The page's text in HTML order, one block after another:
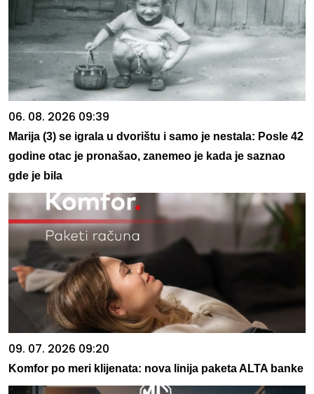
06. 08. 2026 09:39
Marija (3) se igrala u dvorištu i samo je nestala: Posle 42
godine otac je pronašao, zanemeo je kada je saznao
gde je bila
09. 07. 2026 09:20
Komfor po meri klijenata: nova linija paketa ALTA banke